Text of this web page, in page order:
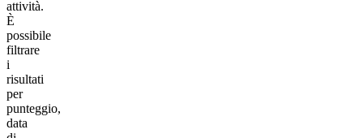
attività.
È
possibile
filtrare
i
risultati
per
punteggio,
data